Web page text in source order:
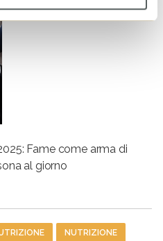
Fame come arma di
al giorno
NUTRIZIONE